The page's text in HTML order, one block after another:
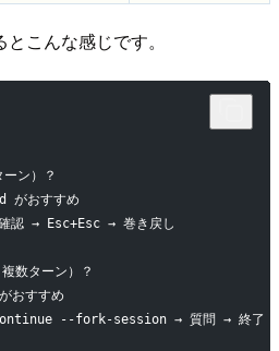
こんな感じです。
ン）？
がおすすめ
認 → Esc+Esc → 巻き戻し
数ターン）？
おすすめ
--fork-session → 質問 → 終了 →